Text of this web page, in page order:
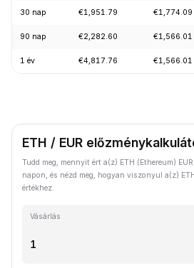
30 nap €1,951.79 €1,774.09
90 nap €2,282.60 €1,566.01
1 év €4,817.76 €1,566.01
ETH / EUR
Tudd meg, mennyit ért a(z) ETH (Ethereum)
napon, és nézd meg, hogyan viszonyul a(z)
értékhez.
Vásárlás